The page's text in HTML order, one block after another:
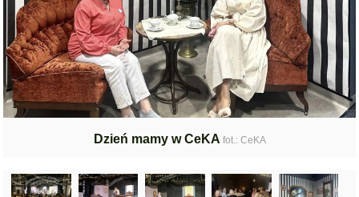
Dzień mamy w CeKA fot.: CeKA